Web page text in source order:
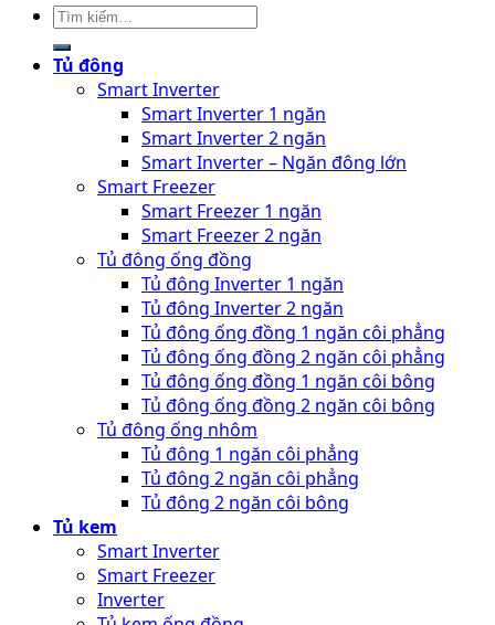
Tủ đông
Smart Inverter
Smart Inverter 1 ngăn
Smart Inverter 2 ngăn
Smart Inverter – Ngăn đông lớn
Smart Freezer
Smart Freezer 1 ngăn
Smart Freezer 2 ngăn
Tủ đông ống đồng
Tủ đông Inverter 1 ngăn
Tủ đông Inverter 2 ngăn
Tủ đông ống đồng 1 ngăn côi phẳng
Tủ đông ống đồng 2 ngăn côi phẳng
Tủ đông ống đồng 1 ngăn côi bông
Tủ đông ống đồng 2 ngăn côi bông
Tủ đông ống nhôm
Tủ đông 1 ngăn côi phẳng
Tủ đông 2 ngăn côi phẳng
Tủ đông 2 ngăn côi bông
Tủ kem
Smart Inverter
Smart Freezer
Inverter